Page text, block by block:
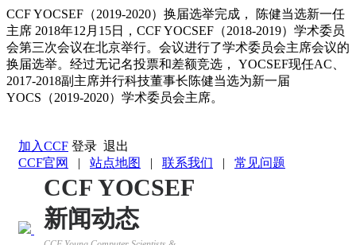
CCF YOCSEF（2019-2020）换届选举完成， 陈健当选新一任
主席 2018年12月15日，CCF YOCSEF（2018-2019）学术委员
会第三次会议在北京举行。会议进行了学术委员会主席会议的
换届选举。经过无记名投票和差额竞选， YOCSEF现任AC、
2017-2018副主席并行科技董事长陈健当选为新一届
YOCS（2019-2020）学术委员会主席。
加入CCF 登录 退出
CCF官网
| 站点地图 | 联系我们 | 常见问题
CCF YOCSEF
新闻动态